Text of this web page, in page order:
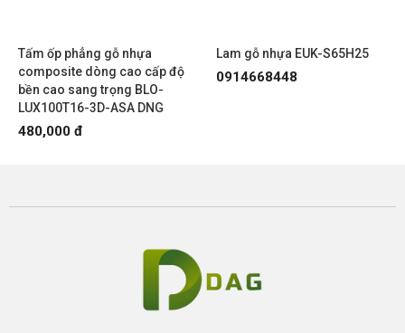
Tấm ốp phẳng gỗ nhựa
composite dòng cao cấp độ
bền cao sang trọng BLO-
LUX100T16-3D-ASA DNG
480,000 đ
Lam gỗ nhựa EUK-S65H25
0914668448